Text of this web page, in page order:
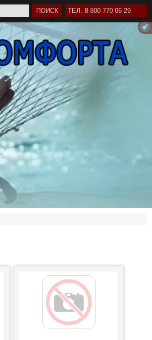
ТЕЛ. 8 800 770 06 29